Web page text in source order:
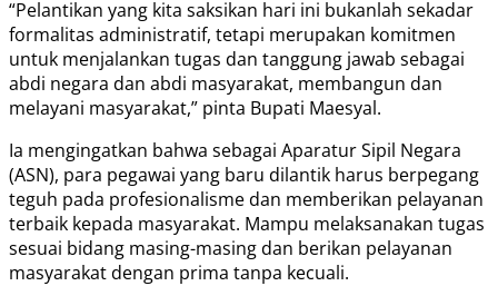
“Pelantikan yang kita saksikan hari ini bukanlah sekadar
formalitas administratif, tetapi merupakan komitmen
untuk menjalankan tugas dan tanggung jawab sebagai
abdi negara dan abdi masyarakat, membangun dan
melayani masyarakat,” pinta Bupati Maesyal.
Ia mengingatkan bahwa sebagai Aparatur Sipil Negara
(ASN), para pegawai yang baru dilantik harus berpegang
teguh pada profesionalisme dan memberikan pelayanan
terbaik kepada masyarakat. Mampu melaksanakan tugas
sesuai bidang masing-masing dan berikan pelayanan
masyarakat dengan prima tanpa kecuali.